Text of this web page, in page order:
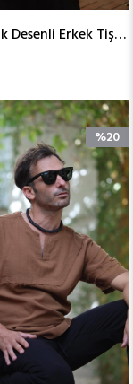
Beyaz Etnik Desenli Erkek Tişört
%20